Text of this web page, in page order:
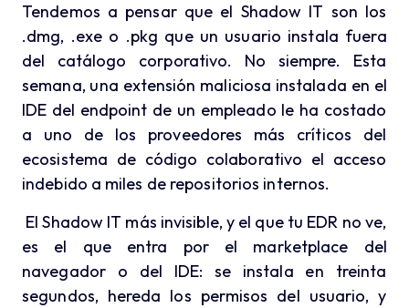
Tendemos a pensar que el Shadow IT son los
.dmg, .exe o .pkg que un usuario instala fuera
del catálogo corporativo. No siempre. Esta
semana, una extensión maliciosa instalada en el
IDE del endpoint de un empleado le ha costado
a uno de los proveedores más críticos del
ecosistema de código colaborativo el acceso
indebido a miles de repositorios internos.
El Shadow IT más invisible, y el que tu EDR no ve,
es el que entra por el marketplace del
navegador o del IDE: se instala en treinta
segundos, hereda los permisos del usuario, y